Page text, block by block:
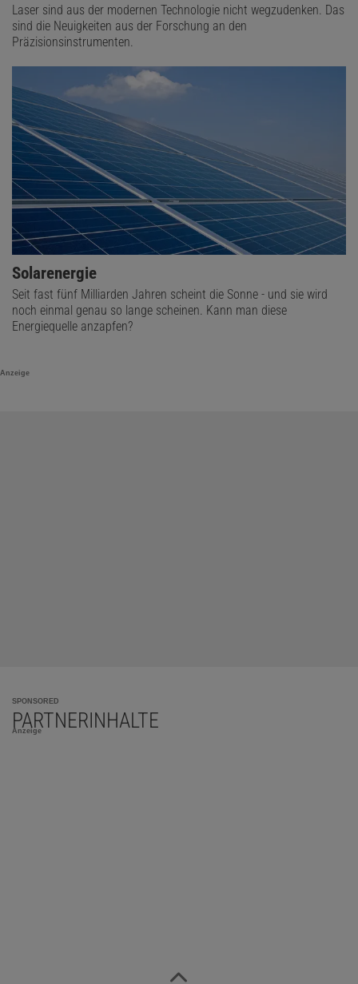
Laser sind aus der modernen Technologie nicht wegzudenken. Das
sind die Neuigkeiten aus der Forschung an den
Präzisionsinstrumenten.
Solarenergie
Seit fast fünf Milliarden Jahren scheint die Sonne - und sie wird
noch einmal genau so lange scheinen. Kann man diese
Energiequelle anzapfen?
Anzeige
SPONSORED
PARTNERINHALTE
Anzeige